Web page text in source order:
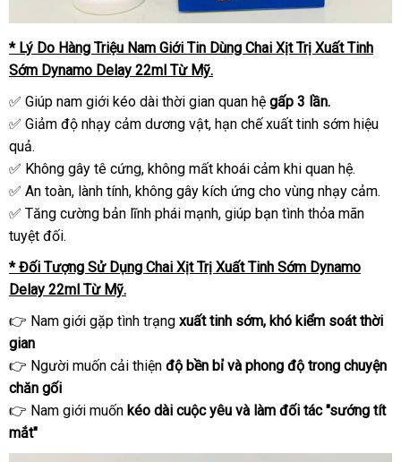
* Lý Do Hàng Triệu Nam Giới Tin Dùng Chai Xịt Trị Xuất Tinh
Sớm Dynamo Delay 22ml Từ Mỹ.
✅ Giúp nam giới kéo dài thời gian quan hệ gấp 3 lần.
✅ Giảm độ nhạy cảm dương vật, hạn chế xuất tinh sớm hiệu
quả.
✅ Không gây tê cứng, không mất khoái cảm khi quan hệ.
✅ An toàn, lành tính, không gây kích ứng cho vùng nhạy cảm.
✅ Tăng cường bản lĩnh phái mạnh, giúp bạn tình thỏa mãn
tuyệt đối.
* Đối Tượng Sử Dụng Chai Xịt Trị Xuất Tinh Sớm Dynamo
Delay 22ml Từ Mỹ.
👉 Nam giới gặp tình trạng xuất tinh sớm, khó kiểm soát thời
gian
👉 Người muốn cải thiện độ bền bỉ và phong độ trong chuyện
chăn gối
👉 Nam giới muốn kéo dài cuộc yêu và làm đối tác "sướng tít
mắt"